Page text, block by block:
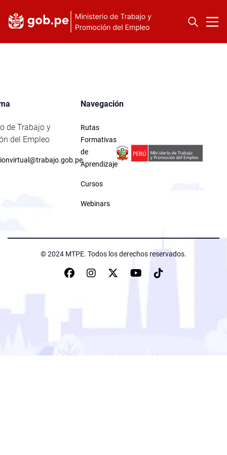
de Trabajo y
del Empleo
Navegación
Rutas
Formativas
de
Aprendizaje
Cursos
Webinars
© 2024 MTPE. Todos los derechos reservados.